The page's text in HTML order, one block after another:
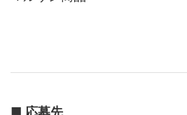
■ 応募先